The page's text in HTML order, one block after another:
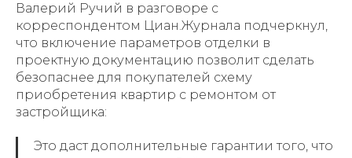
Валерий Ручий в разговоре с
корреспондентом Циан.Журнала подчеркнул,
что включение параметров отделки в
проектную документацию позволит сделать
безопаснее для покупателей схему
приобретения квартир с ремонтом от
застройщика:
Это даст дополнительные гарантии того, что